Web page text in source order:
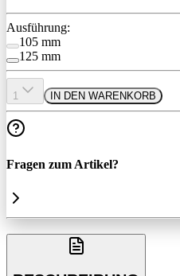
Ausführung:
105 mm
125 mm
1 IN DEN WARENKORB
Fragen zum Artikel?